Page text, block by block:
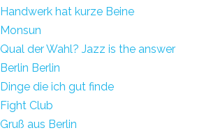
Handwerk hat kurze Beine
Monsun
Qual der Wahl? Jazz is the answer
Berlin Berlin
Dinge die ich gut finde
Fight Club
Gruß aus Berlin